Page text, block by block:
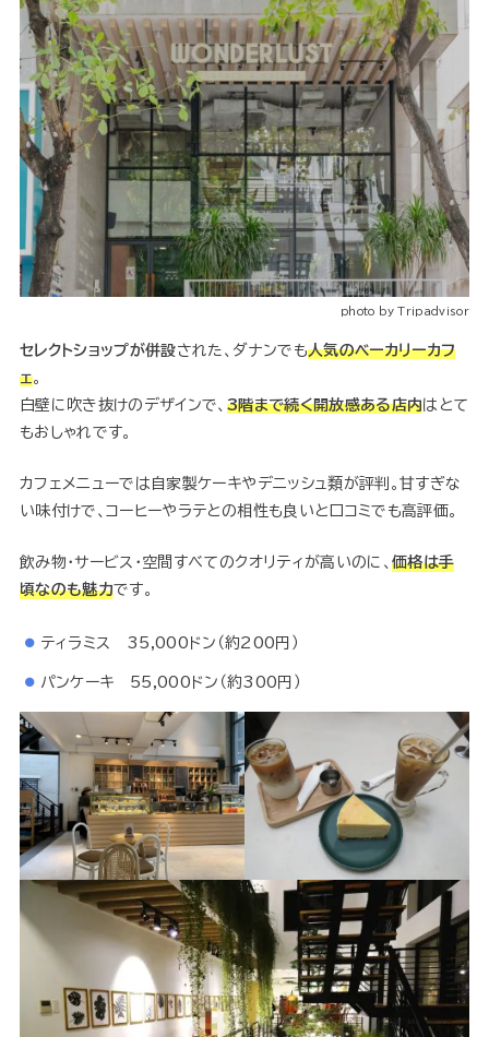
photo by Tripadvisor
セレクトショップが併設された、ダナンでも人気のベーカリーカフ
ェ。
白壁に吹き抜けのデザインで、 3階まで続く開放感ある店内はとて
もおしゃれです。
カフェメニューでは自家製ケーキやデニッシュ類が評判。甘すぎな
い味付けで、コーヒーやラテとの相性も良いと口コミでも高評価。
飲み物・サービス・空間すべてのクオリティが高いのに、価格は手
頃なのも魅力です。
ティラミス 35,000ドン（約200円）
パンケーキ 55,000ドン（約300円）